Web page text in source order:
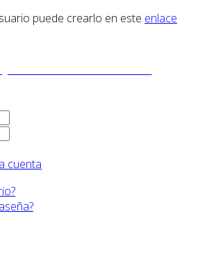
puede crearlo en este enlace
cuenta